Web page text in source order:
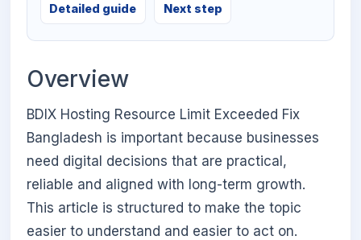
Detailed guide Next step
Overview
BDIX Hosting Resource Limit Exceeded Fix
Bangladesh is important because businesses
need digital decisions that are practical,
reliable and aligned with long-term growth.
This article is structured to make the topic
easier to understand and easier to act on.